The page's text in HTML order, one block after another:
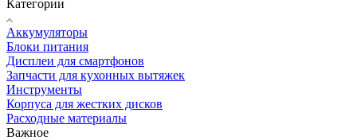
Категории
Аккумуляторы
Блоки питания
Дисплеи для смартфонов
Запчасти для кухонных вытяжек
Инструменты
Корпуса для жестких дисков
Расходные материалы
Важное